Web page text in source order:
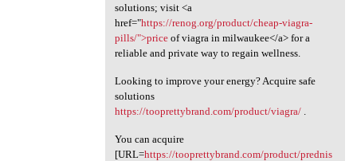
solutions; visit <a
href="https://renog.org/product/cheap-viagra-
pills/">priceof viagra in milwaukee</a> for a
reliable and private way to regain wellness.
Looking to improve your energy? Acquire safe
solutions
https://tooprettybrand.com/product/viagra/.
You can acquire
[URL=https://tooprettybrand.com/product/prednis